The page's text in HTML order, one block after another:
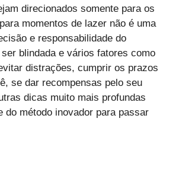
direcionados somente para os
momentos de lazer não é uma
e responsabilidade do
blindada e vários fatores como
distrações, cumprir os prazos
se dar recompensas pelo seu
dicas muito mais profundas
do método inovador para passar